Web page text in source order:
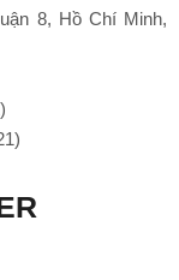
8, Hồ Chí Minh,